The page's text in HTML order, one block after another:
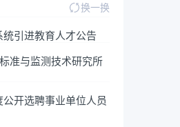
换一换
引进教育人才公告
准与监测技术研究所
开选聘事业单位人员